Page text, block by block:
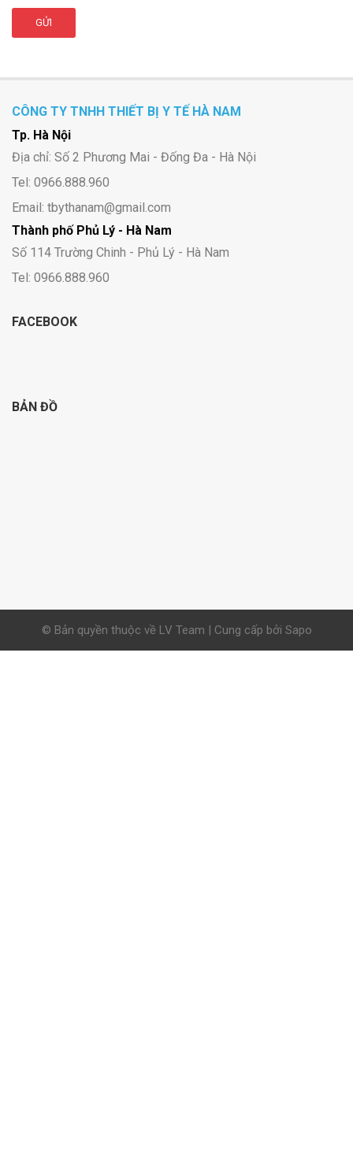
GỬI
CÔNG TY TNHH THIẾT BỊ Y TẾ HÀ NAM
Tp. Hà Nội
Địa chỉ: Số 2 Phương Mai - Đống Đa - Hà Nội
Tel: 0966.888.960
Email: tbythanam@gmail.com
Thành phố Phủ Lý - Hà Nam
Số 114 Trường Chinh - Phủ Lý - Hà Nam
Tel: 0966.888.960
FACEBOOK
BẢN ĐỒ
© Bản quyền thuộc về LV Team | Cung cấp bởi Sapo